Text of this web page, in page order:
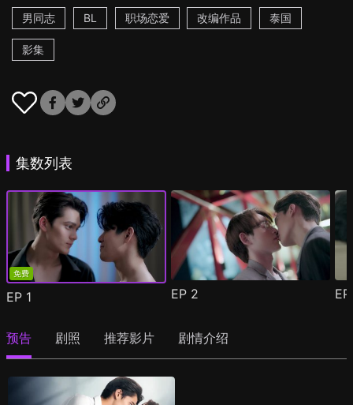
男同志
BL 职场恋爱 改编作品 泰国
影集
集数列表
免费
EP 1 EP 2
预告 剧照 推荐影片 剧情介绍